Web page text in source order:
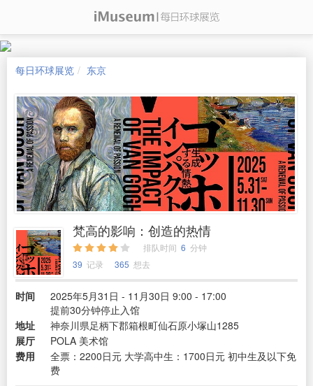
每日环球展览 东京
梵高的影响：创造的热情
排队时间 6 分钟
39 记录 365 想去
时间
2025年5月31日 - 11月30日 9:00 - 17:00
提前30分钟停止入馆
地址
神奈川県足柄下郡箱根町仙石原小塚山1285
展厅
POLA 美术馆
费用
全票：2200日元 大学高中生：1700日元 初中生及以下免
费